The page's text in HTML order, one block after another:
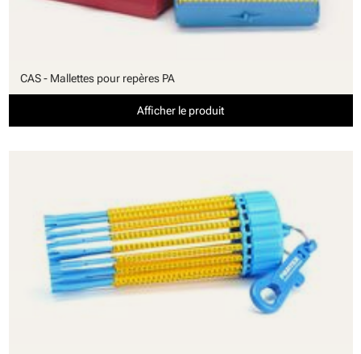
CAS - Mallettes pour repères PA
Afficher le produit